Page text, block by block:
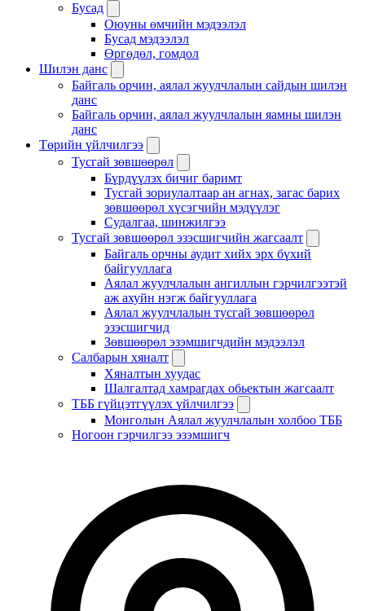
Бусад
Оюуны өмчийн мэдээлэл
Бусад мэдээлэл
Өргөдөл, гомдол
Шилэн данс
Байгаль орчин, аялал жуулчлалын сайдын шилэн
данс
Байгаль орчин, аялал жуулчлалын яамны шилэн
данс
Төрийн үйлчилгээ
Тусгай зөвшөөрөл
Бүрдүүлэх бичиг баримт
Тусгай зориулалтаар ан агнах, загас барих
зөвшөөрөл хүсэгчийн мэдүүлэг
Судалгаа, шинжилгээ
Тусгай зөвшөөрөл эзэсшигчийн жагсаалт
Байгаль орчны аудит хийх эрх бүхий
байгууллага
Аялал жуулчлалын ангиллын гэрчилгээтэй
аж ахуйн нэгж байгууллага
Аялал жуулчлалын тусгай зөвшөөрөл
эзэсшигчид
Зөвшөөрөл эзэмшигчдийн мэдээлэл
Салбарын хяналт
Хяналтын хуудас
Шалгалтад хамрагдах обьектын жагсаалт
ТББ гүйцэтгүүлэх үйлчилгээ
Монголын Аялал жуулчлалын холбоо ТББ
Ногоон гэрчилгээ эзэмшигч